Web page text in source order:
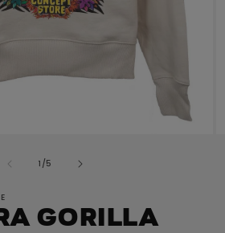
1 /de
5
GORILLA